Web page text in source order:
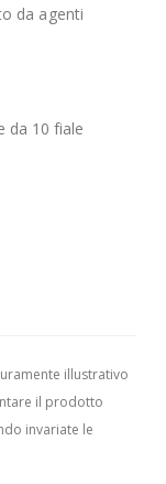
da agenti
da 10 fiale
illustrativo
il prodotto
invariate le